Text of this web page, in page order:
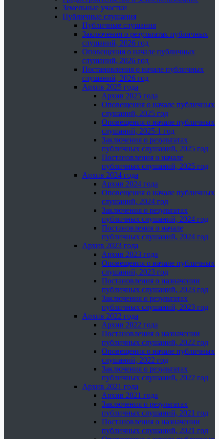
Земельные участки
Публичные слушания
Публичные слушания
Заключения о результатах публичных
слушаний, 2026 год
Оповещения о начале публичных
слушаний, 2026 год
Постановления о начале публичных
слушаний, 2026 год
Архив 2025 года
Архив 2025 года
Оповещения о начале публичных
слушаний, 2025 год
Оповещения о начале публичных
слушаний, 2025-1 год
Заключения о результатах
публичных слушаний, 2025 год
Постановления о начале
публичных слушаний, 2025 год
Архив 2024 года
Архив 2024 года
Оповещения о начале публичных
слушаний, 2024 год
Заключения о результатах
публичных слушаний, 2024 год
Постановления о начале
публичных слушаний, 2024 год
Архив 2023 года
Архив 2023 года
Оповещения о начале публичных
слушаний, 2023 год
Постановления о назначении
публичных слушаний, 2023 год
Заключения о результатах
публичных слушаний, 2023 год
Архив 2022 года
Архив 2022 года
Постановления о назначении
публичных слушаний, 2022 год
Оповещения о начале публичных
слушаний, 2022 год
Заключения о результатах
публичных слушаний, 2022 год
Архив 2021 года
Архив 2021 года
Заключения о результатах
публичных слушаний, 2021 год
Постановления о назначении
публичных слушаний, 2021 год